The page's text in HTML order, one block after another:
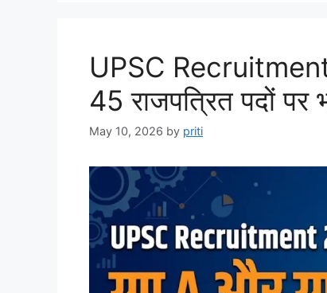
UPSC
45 राजपत्रित पदों
May 10, 2026 by priti